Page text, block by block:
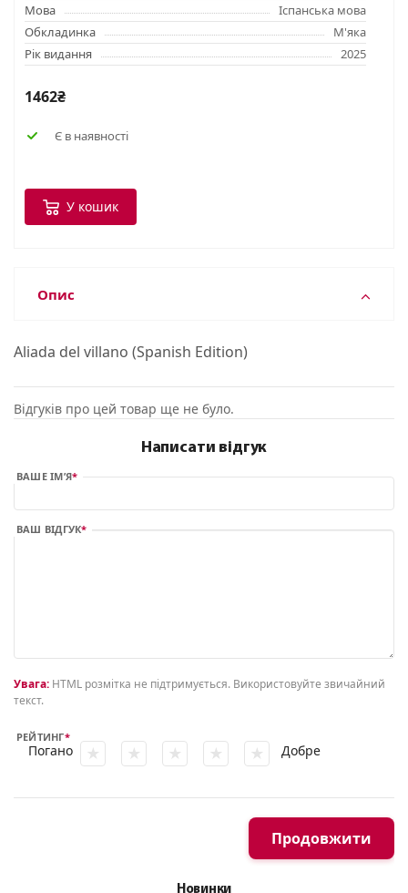
Мова
Іспанська мова
Обкладинка
М'яка
Рік видання
2025
1462₴
Є в наявності
У кошик
Опис
Aliada del villano (Spanish Edition)
Відгуків про цей товар ще не було.
Написати відгук
ВАШЕ ІМ’Я
ВАШ ВІДГУК
Увага: HTML розмітка не підтримується. Використовуйте звичайний
текст.
РЕЙТИНГ
Погано Добре
Продовжити
Новинки